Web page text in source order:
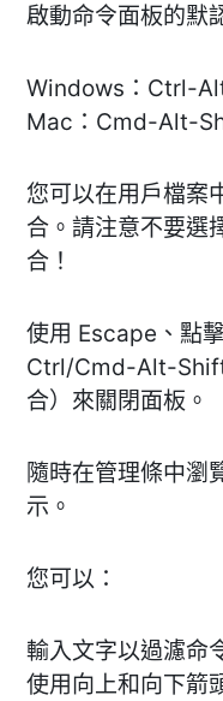
啟動命令面板的默
Windows：Ctrl-
Mac：Cmd-Alt-
您可以在用戶檔案
合。請注意不要選
合！
使用 Escape、點
Ctrl/Cmd-Alt-
合）來關閉面板。
隨時在管理條中瀏
示。
您可以：
輸入文字以過濾命
使用向上和向下箭